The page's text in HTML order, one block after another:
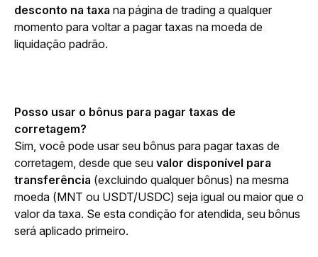
desconto na taxa na página de trading a qualquer
momento para voltar a pagar taxas na moeda de
liquidação padrão.
Posso usar o bônus para pagar taxas de
corretagem?
Sim, você pode usar seu bônus para pagar taxas de
corretagem, desde que seu valor disponível para
transferência (excluindo qualquer bônus) na mesma
moeda (MNT ou USDT/USDC) seja igual ou maior que o
valor da taxa. Se esta condição for atendida, seu bônus
será aplicado primeiro.